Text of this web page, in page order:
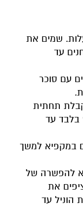
את התנור ל-180 מעלות. שמים את
עד
עם סוכר
תחתית
בתנור ל-8 דק' בלבד עד
במקפיא למשך
להפשרה של
את
הוניל עד